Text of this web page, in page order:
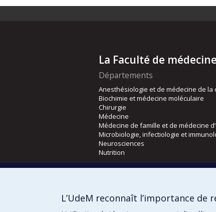
La Faculté de médecine
Départements
Anesthésiologie et de médecine de la
Biochimie et médecine moléculaire
Chirurgie
Médecine
Médecine de famille et de médecine
Microbiologie, infectiologie et
Neurosciences
Nutrition
Orthophonie et audiologie
L’UdeM reconnaît l’importance de